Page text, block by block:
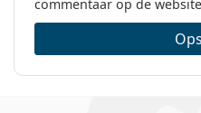
commentaar op de